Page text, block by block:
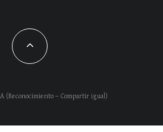
(Reconocimiento – Compartir igual)